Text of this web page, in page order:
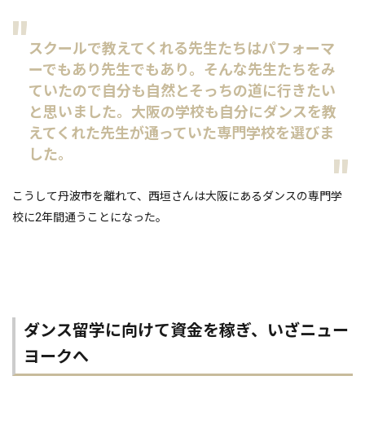
スクールで教えてくれる先生たちはパフォーマ
ーでもあり先生でもあり。そんな先生たちをみ
ていたので自分も自然とそっちの道に行きたい
と思いました。大阪の学校も自分にダンスを教
えてくれた先生が通っていた専門学校を選びま
した。
こうして丹波市を離れて、西垣さんは大阪にあるダンスの専門学
校に2年間通うことになった。
ダンス留学に向けて資金を稼ぎ、いざニュー
ヨークへ